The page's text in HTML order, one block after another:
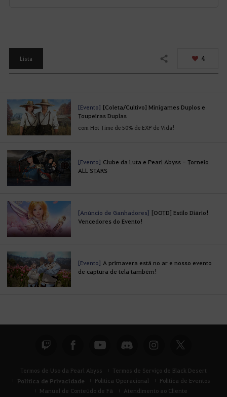
Lista Compartilhar 4
[Evento] [Coleta/Cultivo] Minigames Duplos e
Toupeiras Duplas
com Hot Time de 50% de EXP de Vida!
[Evento] Clube da Luta e Pearl Abyss - Torneio
ALL STARS
[Anúncio de Ganhadores] [OOTD] Estilo Diário!
Vencedores do Evento!
[Evento] A primavera está no ar e nosso evento
de captura de tela também!
Termos de Uso da Pearl Abyss Termos de Serviço de Black Desert
Política de Privacidade Política Operacional
Política de Eventos
Manual de Conteúdo de Fã
Atendimento ao Cliente